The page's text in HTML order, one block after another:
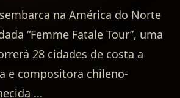
na América do Norte
“Femme Fatale Tour”, uma
28 cidades de costa a
e compositora chileno-
...